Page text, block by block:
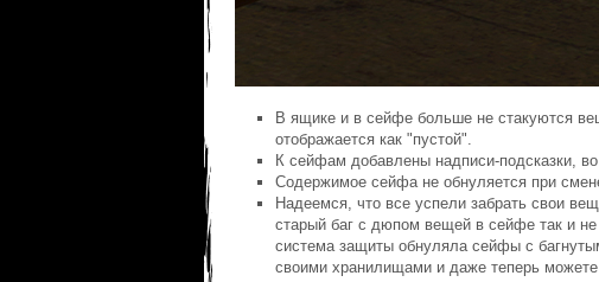
В ящике и в сейфе больше не стакуются
отображается как "пустой".
К сейфам добавлены надписи-подсказки,
Содержимое сейфа не обнуляется при
Надеемся, что все успели забрать свои
старый баг с дюпом вещей в сейфе так и не
система защиты обнуляла сейфы с
своими хранилищами и даже теперь